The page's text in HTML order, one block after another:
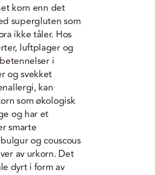
korn enn det
supergluten som
ikke tåler. Hos
luftplager og
i
og svekket
kan
som økologisk
og har et
smarte
og couscous
av urkorn. Det
dyrt i form av